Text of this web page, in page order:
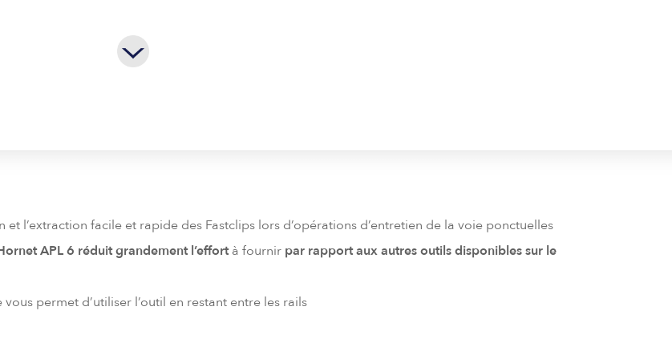
l’extraction facile et rapide des Fastclips lors d’opérations d’entretien de la voie ponctuelles
APL 6 réduit grandement l’effortà fournir par rapport aux autres outils disponibles sur le
permet d’utiliser l’outil en restant entre les rails